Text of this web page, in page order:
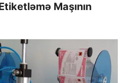
Maşının